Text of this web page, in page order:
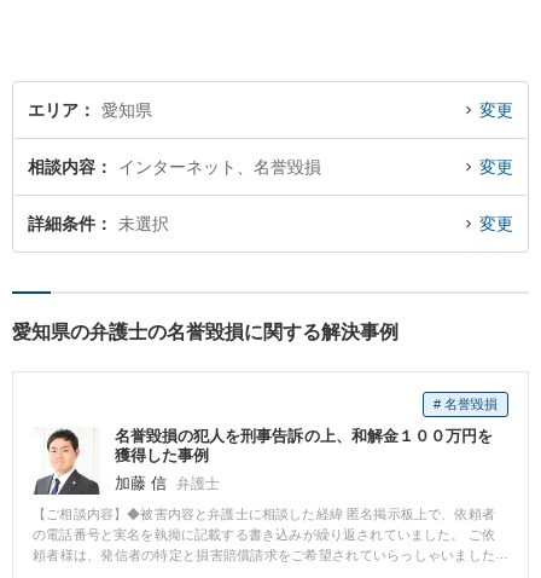
エリア 愛知県 変更
相談内容 インターネット、名誉毀損 変更
詳細条件 未選択 変更
愛知県の弁護士の名誉毀損に関する解決事例
# 名誉毀損
名誉毀損の犯人を刑事告訴の上、和解金１００万円を
獲得した事例
加藤 信 弁護士
【ご相談内容】◆被害内容と弁護士に相談した経緯 匿名掲示板上で、依頼者
の電話番号と実名を執拗に記載する書き込みが繰り返されていました。 ご依
頼者様は、発信者の特定と損害賠償請求をご希望されていらっしゃいました